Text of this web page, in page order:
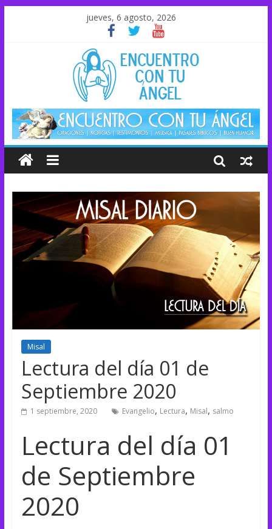
jueves, 6 agosto, 2026
Misal
Lectura del día 01 de
Septiembre 2020
1 septiembre, 2020 Evangelio, Lectura, Misal, salmo
Lectura del día 01
de Septiembre
2020